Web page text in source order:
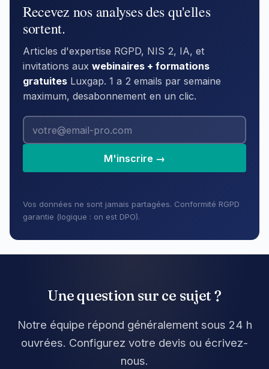
Recevez nos analyses des qu'elles
sortent.
Articles d'expertise RGPD, NIS 2, IA, et
invitations aux webinaires + formations
gratuites Luxgap. 1 a 2 emails par semaine
maximum, desabonnement en un clic.
M'inscrire →
Vos données ne sont jamais partagées. Conformité RGPD
garantie (logique : on est DPO).
Une question sur ce sujet ?
Notre équipe répond généralement sous 24 h
ouvrées. Configurez votre devis ou écrivez-
nous.